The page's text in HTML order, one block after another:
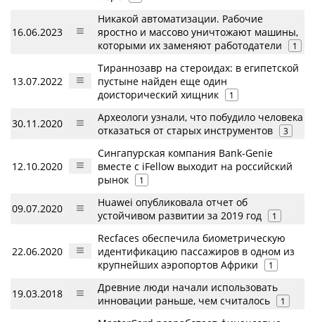
16.06.2023
Никакой автоматизации. Рабочие
яростно и массово уничтожают машины,
которыми их заменяют работодатели
1
13.07.2022
Тираннозавр на стероидах: в египетской
пустыне найден еще один
доисторический хищник
1
30.11.2020
Археологи узнали, что побудило человека
отказаться от старых инструментов
3
12.10.2020
Сингапурская компания Bank-Genie
вместе с iFellow выходит на российский
рынок
1
09.07.2020
Huawei опубликовала отчет об
устойчивом развитии за 2019 год
1
22.06.2020
Recfaces обеспечила биометрическую
идентификацию пассажиров в одном из
крупнейших аэропортов Африки
1
19.03.2018
Древние люди начали использовать
инновации раньше, чем считалось
1